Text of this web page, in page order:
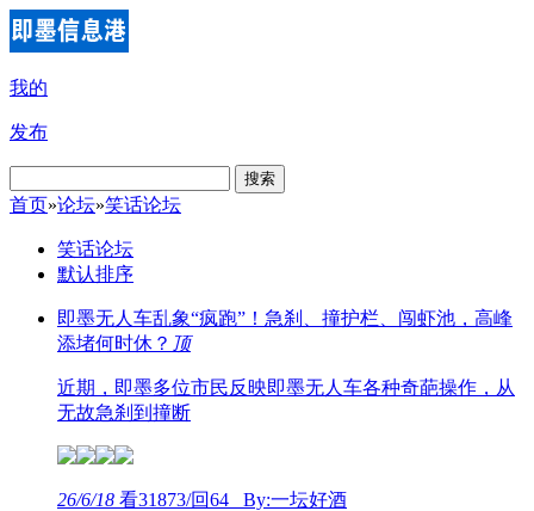
我的
发布
搜索
首页»论坛»笑话论坛
笑话论坛
默认排序
即墨无人车乱象“疯跑”！急刹、撞护栏、闯虾池，高峰
添堵何时休？ 顶
近期，即墨多位市民反映即墨无人车各种奇葩操作，从
无故急刹到撞断
26/6/18 看31873/回64 By:一坛好酒